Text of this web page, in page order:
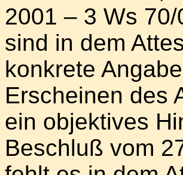
2001 – 3 Ws
sind in dem
konkrete
Erscheinen des
ein objektives
Beschluß vom